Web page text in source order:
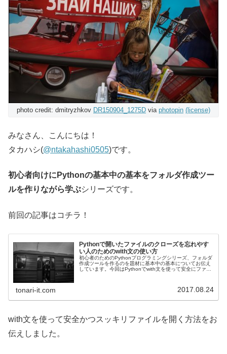
photo credit: dmitryzhkov DR150904_1275D via photopin (license)
みなさん、こんにちは！
タカハシ(@ntakahashi0505)です。
初心者向けにPythonの基本中の基本をフォルダ作成ツー
ルを作りながら学ぶシリーズです。
前回の記事はコチラ！
Pythonで開いたファイルのクローズを忘れやす
い人のためのwith文の使い方
初心者のためのPythonプログラミングシリーズ、フォルダ
作成ツールを作るのを題材に基本中の基本についてお伝え
しています。今回はPythonでwith文を使って安全にファイ
tonari-it.com 2017.08.24
with文を使って安全かつスッキリファイルを開く方法をお
伝えしました。